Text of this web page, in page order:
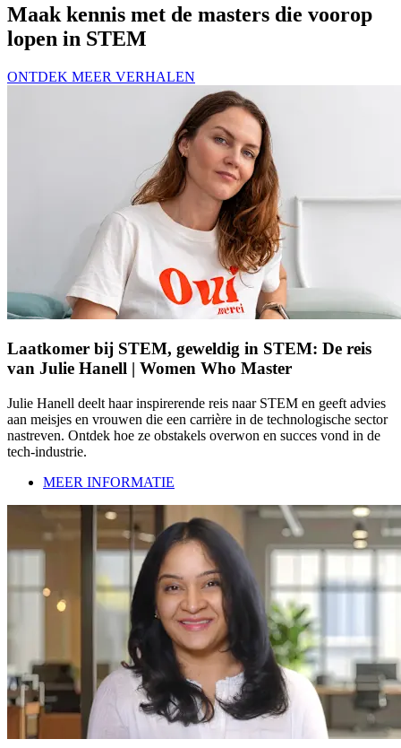
Maak kennis met de masters die voorop
lopen in STEM
ONTDEK MEER VERHALEN
Laatkomer bij STEM, geweldig in STEM: De reis
van Julie Hanell | Women Who Master
Julie Hanell deelt haar inspirerende reis naar STEM en geeft advies
aan meisjes en vrouwen die een carrière in de technologische sector
nastreven. Ontdek hoe ze obstakels overwon en succes vond in de
tech-industrie.
MEER INFORMATIE